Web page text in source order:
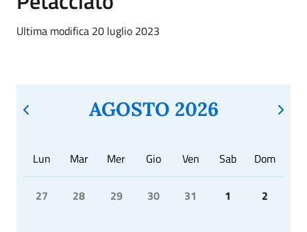
Ultima modifica 20 luglio 2023
AGOSTO 2026
Lun Mar Mer Gio Ven Sab Dom
27 28 29 30 31 1 2